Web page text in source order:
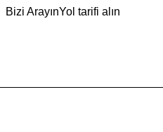
Bizi ArayınYol tarifi alın